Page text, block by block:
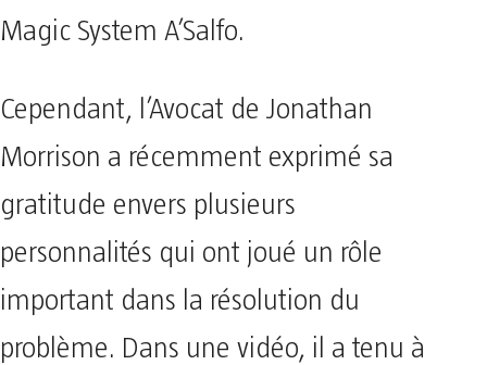
Magic System A’Salfo.
Cependant, l’Avocat de Jonathan
Morrison a récemment exprimé sa
gratitude envers plusieurs
personnalités qui ont joué un rôle
important dans la résolution du
problème. Dans une vidéo, il a tenu à